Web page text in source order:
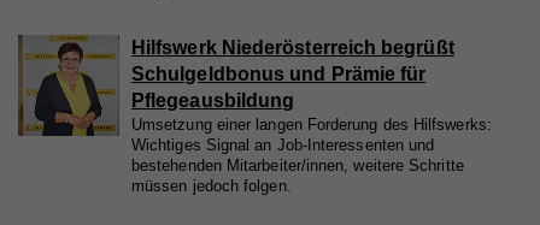
Hilfswerk Niederösterreich begrüßt
Schulgeldbonus und Prämie für
Pflegeausbildung
Umsetzung einer langen Forderung des Hilfswerks:
Wichtiges Signal an Job-Interessenten und
bestehenden Mitarbeiter/innen, weitere Schritte
müssen jedoch folgen.